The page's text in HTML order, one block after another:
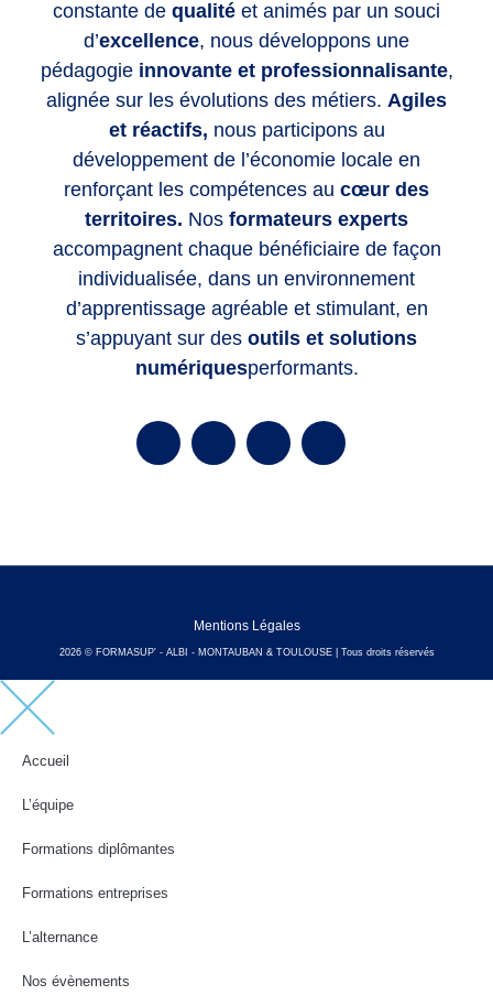
constante de qualité et animés par un souci
d’excellence, nous développons une
pédagogie innovante et professionnalisante,
alignée sur les évolutions des métiers. Agiles
et réactifs, nous participons au
développement de l’économie locale en
renforçant les compétences au cœur des
territoires. Nos formateurs experts
accompagnent chaque bénéficiaire de façon
individualisée, dans un environnement
d’apprentissage agréable et stimulant, en
s’appuyant sur des outils et solutions
numériquesperformants.
2026 © FORMASUP' - ALBI - MONTAUBAN & TOULOUSE | Tous droits réservés
Mentions Légales
Accueil
L’équipe
Formations diplômantes
Formations entreprises
L’alternance
Nos évènements